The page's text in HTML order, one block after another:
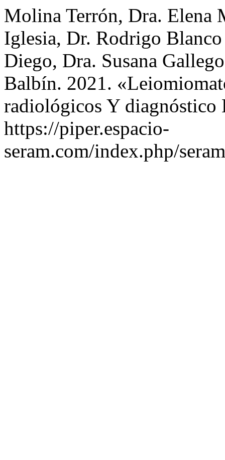
Molina Terrón, Dra. Elena
Iglesia, Dr. Rodrigo
Diego, Dra. Susana
Balbín. 2021.
radiológicos Y
https://piper.espacio-
seram.com/index.php/